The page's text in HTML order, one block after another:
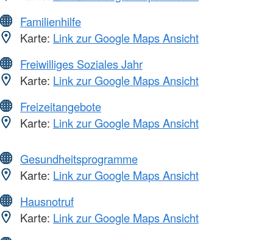
Familienhilfe
Karte: Link zur Google Maps Ansicht
Freiwilliges Soziales Jahr
Karte: Link zur Google Maps Ansicht
Freizeitangebote
Karte: Link zur Google Maps Ansicht
Gesundheitsprogramme
Karte: Link zur Google Maps Ansicht
Hausnotruf
Karte: Link zur Google Maps Ansicht